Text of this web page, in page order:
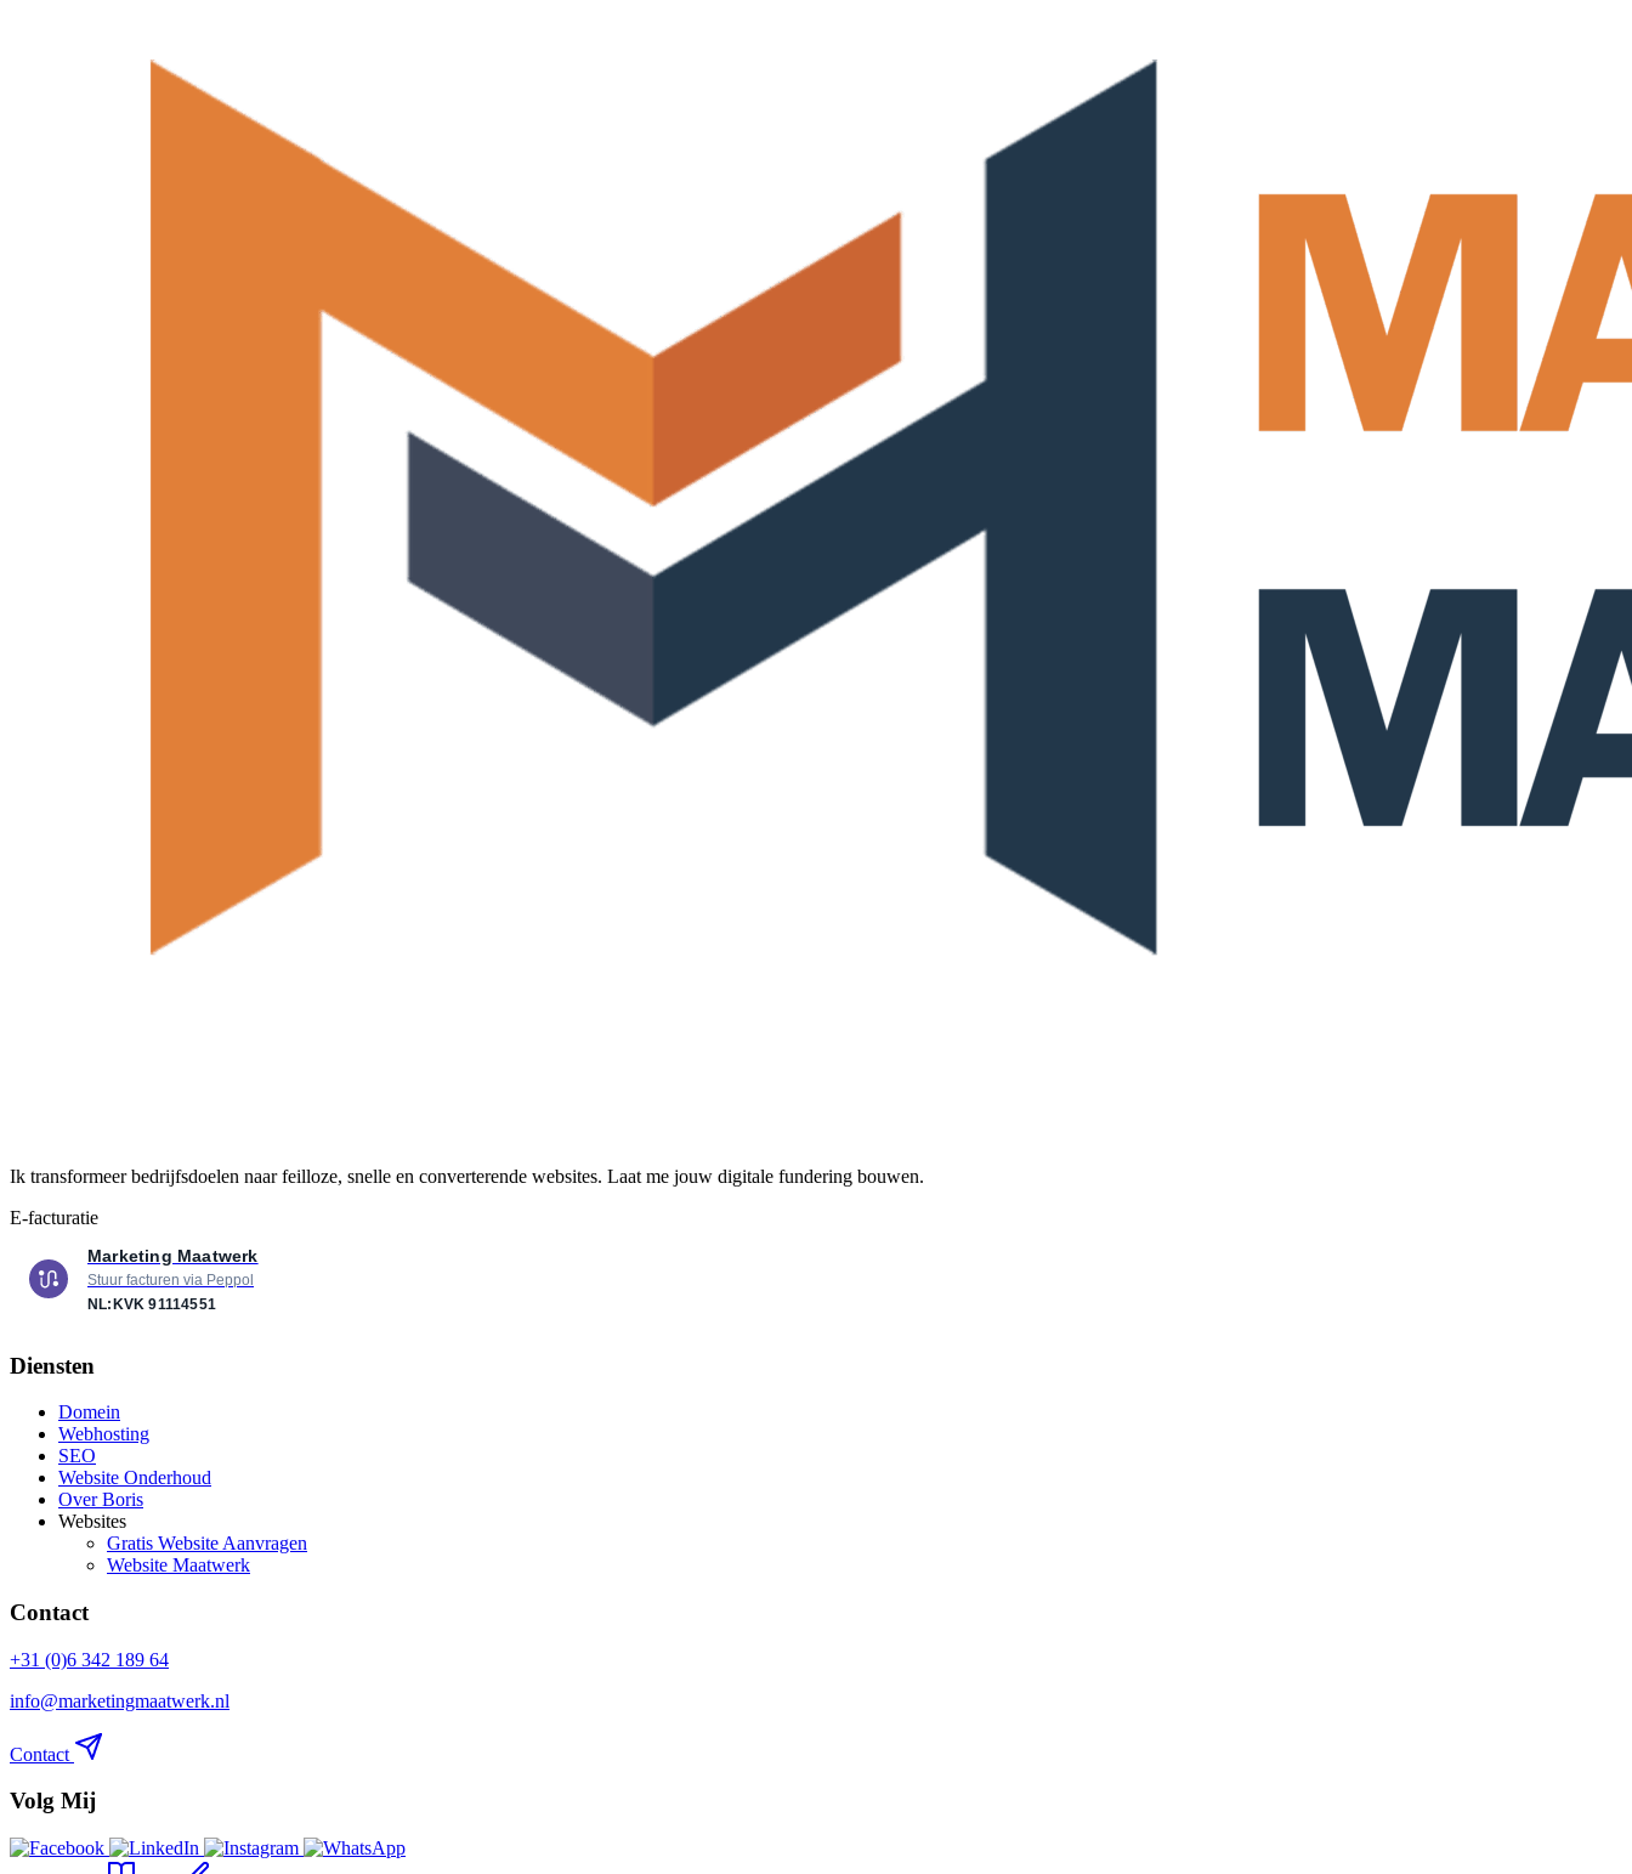
Ik transformeer bedrijfsdoelen naar feilloze, snelle en converterende websites. Laat me jouw digitale fundering bouwen.
E-facturatie
Marketing Maatwerk
Stuur facturen via Peppol
NL:KVK 91114551
Diensten
Domein
Webhosting
SEO
Website Onderhoud
Over Boris
Websites
Gratis Website Aanvragen
Website Maatwerk
Contact
+31 (0)6 342 189 64
info@marketingmaatwerk.nl
Contact
Volg Mij